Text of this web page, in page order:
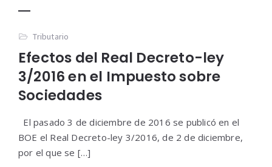
Tributario
Efectos del Real Decreto-ley
3/2016 en el Impuesto sobre
Sociedades
El pasado 3 de diciembre de 2016 se publicó en el
BOE el Real Decreto-ley 3/2016, de 2 de diciembre,
por el que se […]